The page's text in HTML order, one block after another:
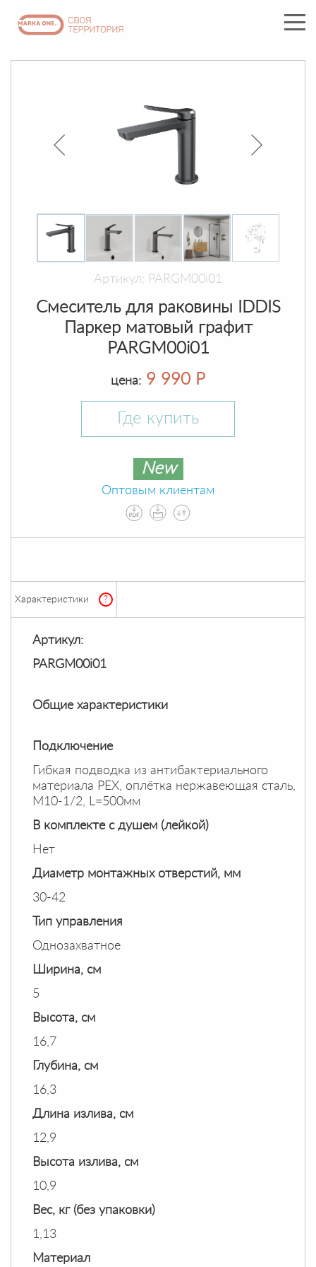
Артикул: PARGM00i01
Смеситель для раковины IDDIS
Паркер матовый графит
PARGM00i01
цена: 9 990 Р
Где купить
New
Оптовым клиентам
Характеристики ?
Артикул:
PARGM00i01
Общие характеристики
Подключение
Гибкая подводка из антибактериального
материала PEX, оплётка нержавеющая сталь,
M10-1/2, L=500мм
В комплекте с душем (лейкой)
Нет
Диаметр монтажных отверстий, мм
30-42
Тип управления
Однозахватное
Ширина, см
5
Высота, см
16,7
Глубина, см
16,3
Длина излива, см
12,9
Высота излива, см
10,9
Вес, кг (без упаковки)
1,13
Материал